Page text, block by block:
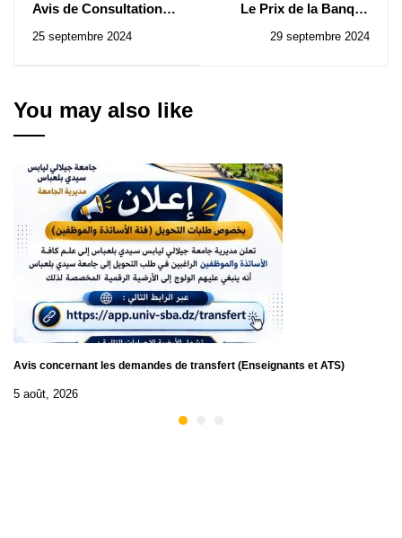
Avis de Consultation
25 septembre 2024
Le Prix ​​de la Banque
Développement pour
29 septembre 2024
You may also like
Avis concernant les demandes de transfert (Enseignants et ATS)
5 août, 2026